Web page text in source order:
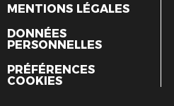
MENTIONS LÉGALES
DONNÉES
PERSONNELLES
PRÉFÉRENCES
COOKIES